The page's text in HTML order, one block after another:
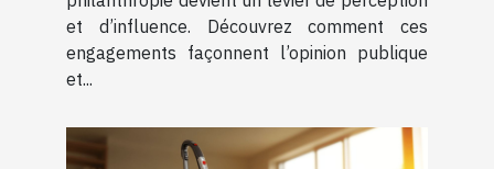
et d’influence. Découvrez comment ces
engagements façonnent l’opinion publique
et...